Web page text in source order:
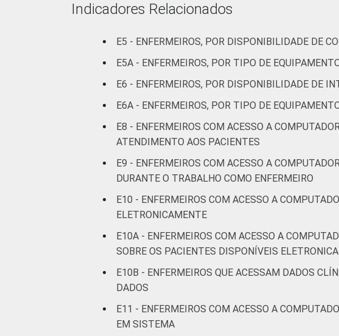
FAIXA ETÁRIA
Até 30
De 31 a 40
16
De 41 anos
ou mais
Interior 15
Fonte: CGI.br/NIC.br, Centro Regional de Estudos
Indicadores Relacionados
E5 - ENFERMEIROS, POR DISPONIBILIDADE DE
E5A - ENFERMEIROS, POR TIPO DE
E6 - ENFERMEIROS, POR DISPONIBILIDADE DE
E6A - ENFERMEIROS, POR TIPO DE
E8 - ENFERMEIROS COM ACESSO A
ATENDIMENTO AOS PACIENTES
E9 - ENFERMEIROS COM ACESSO A
DURANTE O TRABALHO COMO ENFERMEIRO
E10 - ENFERMEIROS COM ACESSO A
ELETRONICAMENTE
E10A - ENFERMEIROS COM ACESSO A
SOBRE OS PACIENTES DISPONÍVEIS
E10B - ENFERMEIROS QUE ACESSAM DADOS
DADOS
E11 - ENFERMEIROS COM ACESSO A
EM SISTEMA